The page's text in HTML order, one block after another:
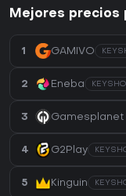
Mejores precios
1 GAMIVO
2 Eneba
3 Gamesplanet
4 G2Play
5 Kinguin